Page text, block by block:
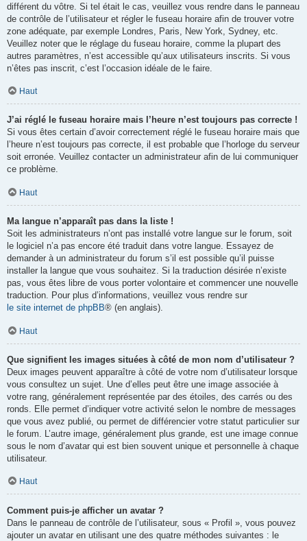
différent du vôtre. Si tel était le cas, veuillez vous rendre dans le panneau
de contrôle de l’utilisateur et régler le fuseau horaire afin de trouver votre
zone adéquate, par exemple Londres, Paris, New York, Sydney, etc.
Veuillez noter que le réglage du fuseau horaire, comme la plupart des
autres paramètres, n’est accessible qu’aux utilisateurs inscrits. Si vous
n’êtes pas inscrit, c’est l’occasion idéale de le faire.
Haut
J’ai réglé le fuseau horaire mais l’heure n’est toujours pas correcte !
Si vous êtes certain d’avoir correctement réglé le fuseau horaire mais que
l’heure n’est toujours pas correcte, il est probable que l’horloge du serveur
soit erronée. Veuillez contacter un administrateur afin de lui communiquer
ce problème.
Haut
Ma langue n’apparaît pas dans la liste !
Soit les administrateurs n’ont pas installé votre langue sur le forum, soit
le logiciel n’a pas encore été traduit dans votre langue. Essayez de
demander à un administrateur du forum s’il est possible qu’il puisse
installer la langue que vous souhaitez. Si la traduction désirée n’existe
pas, vous êtes libre de vous porter volontaire et commencer une nouvelle
traduction. Pour plus d’informations, veuillez vous rendre sur
le site internet de phpBB® (en anglais).
Haut
Que signifient les images situées à côté de mon nom d’utilisateur ?
Deux images peuvent apparaître à côté de votre nom d’utilisateur lorsque
vous consultez un sujet. Une d’elles peut être une image associée à
votre rang, généralement représentée par des étoiles, des carrés ou des
ronds. Elle permet d’indiquer votre activité selon le nombre de messages
que vous avez publié, ou permet de différencier votre statut particulier sur
le forum. L’autre image, généralement plus grande, est une image connue
sous le nom d’avatar qui est bien souvent unique et personnelle à chaque
utilisateur.
Haut
Comment puis-je afficher un avatar ?
Dans le panneau de contrôle de l’utilisateur, sous « Profil », vous pouvez
ajouter un avatar en utilisant une des quatre méthodes suivantes : le